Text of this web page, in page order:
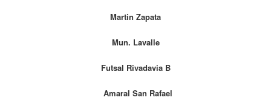
Martin Zapata
Mun. Lavalle
Futsal Rivadavia B
Amaral San Rafael